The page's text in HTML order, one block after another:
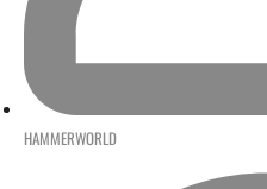
HAMMERWORLD